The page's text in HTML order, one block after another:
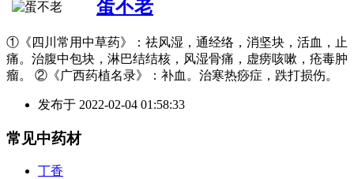
蛋不老
①《四川常用中草药》：祛风湿，通经络，消坚块，活血，止
痛。治腹中包块，淋巴结结核，风湿骨痛，虚痨咳嗽，疮毒肿
瘤。 ②《广西药植名录》：补血。治寒热痧症，跌打损伤。
发布于 2022-02-04 01:58:33
常见中药材
丁香